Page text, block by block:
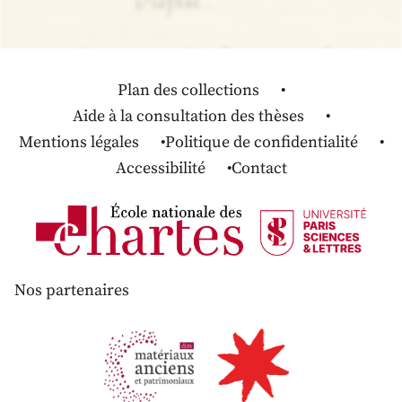
Plan des collections
Aide à la consultation des thèses
Mentions légales
Politique de confidentialité
Accessibilité
Contact
Nos partenaires